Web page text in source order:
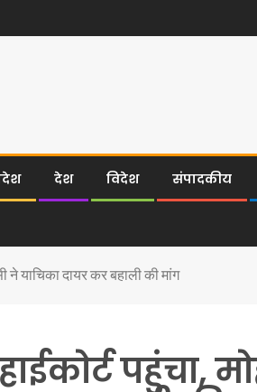
देश विदेश संपादकीय
ने याचिका दायर कर बहाली की मांग
पहुंचा,